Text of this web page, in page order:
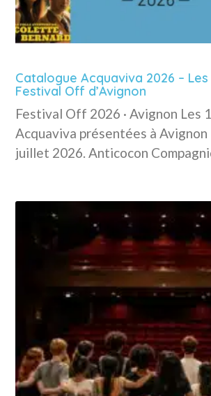
Catalogue Acquaviva 2026 – Les
Festival Off d’Avignon
Festival Off 2026 · Avignon Les
Acquaviva présentées à Avignon
juillet 2026. Anticocon